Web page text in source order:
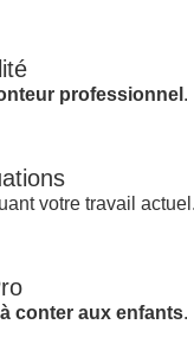
professionnel .
votre travail actuel.
conter aux enfants.